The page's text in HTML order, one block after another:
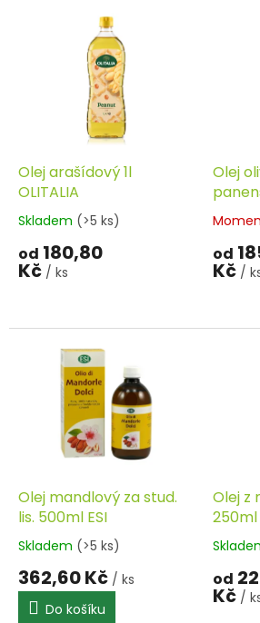
d
u
Olej arašídový 1l
OLITALIA
Skladem (>5 ks)
od 180,80
Kč / ks
Olej
od
Kč /
Olej mandlový za stud.
lis. 500ml ESI
Skladem (>5 ks)
362,60 Kč / ks
Do košíku
Olej z
250ml
od
Kč /